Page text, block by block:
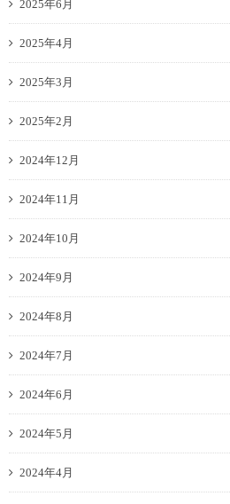
2025年6月
2025年4月
2025年3月
2025年2月
2024年12月
2024年11月
2024年10月
2024年9月
2024年8月
2024年7月
2024年6月
2024年5月
2024年4月